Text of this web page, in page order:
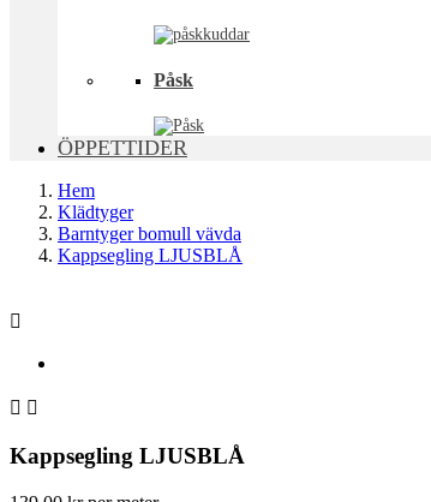
Påsk
ÖPPETTIDER
Hem
Klädtyger
Barntyger bomull vävda
Kappsegling LJUSBLÅ

 
Kappsegling LJUSBLÅ